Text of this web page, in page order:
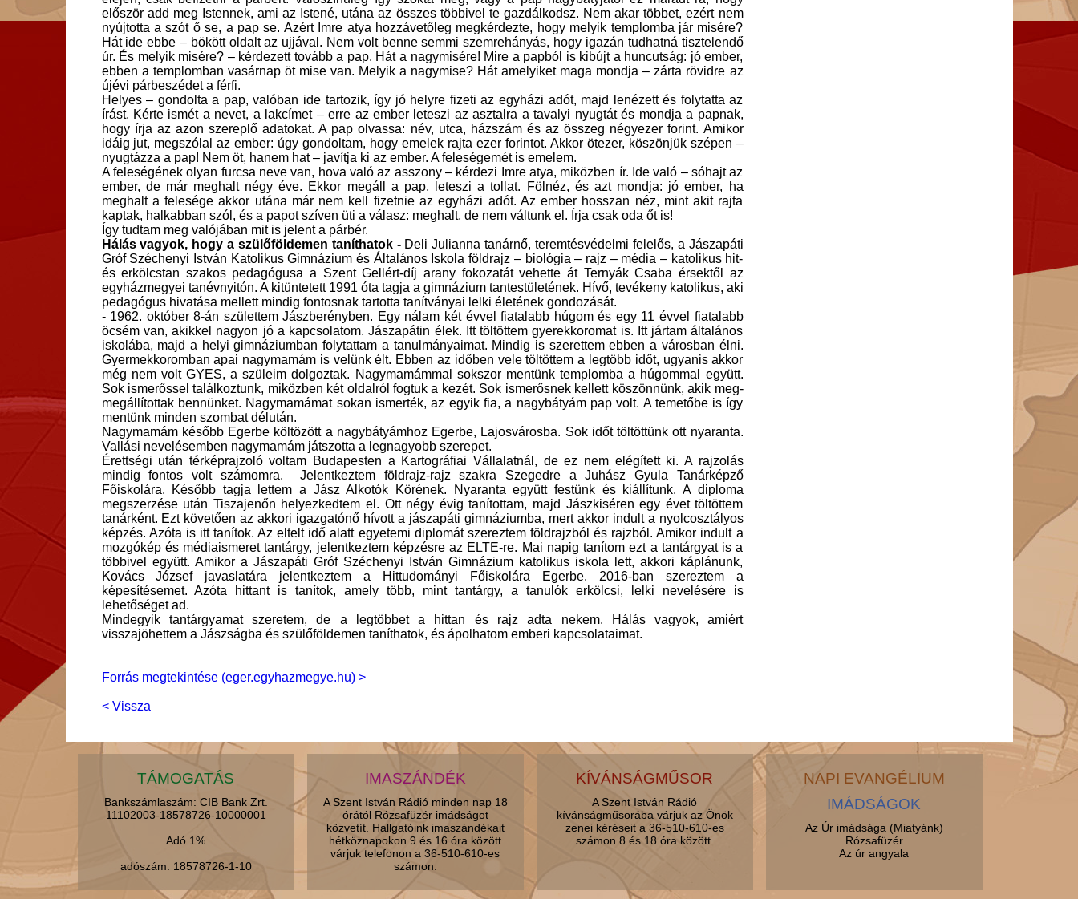
először add meg Istennek, ami az Istené, utána az összes többivel te gazdálkodsz. Nem akar többet, ezért nem
nyújtotta a szót ő se, a pap se. Azért Imre atya hozzávetőleg megkérdezte, hogy melyik templomba jár misére?
Hát ide ebbe – bökött oldalt az ujjával. Nem volt benne semmi szemrehányás, hogy igazán tudhatná tisztelendő
úr. És melyik misére? – kérdezett tovább a pap. Hát a nagymisére! Mire a papból is kibújt a huncutság: jó ember,
ebben a templomban vasárnap öt mise van. Melyik a nagymise? Hát amelyiket maga mondja – zárta rövidre az
újévi párbeszédet a férfi.
Helyes – gondolta a pap, valóban ide tartozik, így jó helyre fizeti az egyházi adót, majd lenézett és folytatta az
írást. Kérte ismét a nevet, a lakcímet – erre az ember leteszi az asztalra a tavalyi nyugtát és mondja a papnak,
hogy írja az azon szereplő adatokat. A pap olvassa: név, utca, házszám és az összeg négyezer forint. Amikor
idáig jut, megszólal az ember: úgy gondoltam, hogy emelek rajta ezer forintot. Akkor ötezer, köszönjük szépen –
nyugtázza a pap! Nem öt, hanem hat – javítja ki az ember. A feleségemét is emelem.
A feleségének olyan furcsa neve van, hova való az asszony – kérdezi Imre atya, miközben ír. Ide való – sóhajt az
ember, de már meghalt négy éve. Ekkor megáll a pap, leteszi a tollat. Fölnéz, és azt mondja: jó ember, ha
meghalt a felesége akkor utána már nem kell fizetnie az egyházi adót. Az ember hosszan néz, mint akit rajta
kaptak, halkabban szól, és a papot szíven üti a válasz: meghalt, de nem váltunk el. Írja csak oda őt is!
Így tudtam meg valójában mit is jelent a párbér.
Hálás vagyok, hogy a szülőföldemen taníthatok - Deli Julianna tanárnő, teremtésvédelmi felelős, a Jászapáti
Gróf Széchenyi István Katolikus Gimnázium és Általános Iskola földrajz – biológia – rajz – média – katolikus hit-
és erkölcstan szakos pedagógusa a Szent Gellért-díj arany fokozatát vehette át Ternyák Csaba érsektől az
egyházmegyei tanévnyitón. A kitüntetett 1991 óta tagja a gimnázium tantestületének. Hívő, tevékeny katolikus, aki
pedagógus hivatása mellett mindig fontosnak tartotta tanítványai lelki életének gondozását.
- 1962. október 8-án születtem Jászberényben. Egy nálam két évvel fiatalabb húgom és egy 11 évvel fiatalabb
öcsém van, akikkel nagyon jó a kapcsolatom. Jászapátin élek. Itt töltöttem gyerekkoromat is. Itt jártam általános
iskolába, majd a helyi gimnáziumban folytattam a tanulmányaimat. Mindig is szerettem ebben a városban élni.
Gyermekkoromban apai nagymamám is velünk élt. Ebben az időben vele töltöttem a legtöbb időt, ugyanis akkor
még nem volt GYES, a szüleim dolgoztak. Nagymamámmal sokszor mentünk templomba a húgommal együtt.
Sok ismerőssel találkoztunk, miközben két oldalról fogtuk a kezét. Sok ismerősnek kellett köszönnünk, akik meg-
megállítottak bennünket. Nagymamámat sokan ismerték, az egyik fia, a nagybátyám pap volt. A temetőbe is így
mentünk minden szombat délután.
Nagymamám később Egerbe költözött a nagybátyámhoz Egerbe, Lajosvárosba. Sok időt töltöttünk ott nyaranta.
Vallási nevelésemben nagymamám játszotta a legnagyobb szerepet.
Érettségi után térképrajzoló voltam Budapesten a Kartográfiai Vállalatnál, de ez nem elégített ki. A rajzolás
mindig fontos volt számomra. Jelentkeztem földrajz-rajz szakra Szegedre a Juhász Gyula Tanárképző
Főiskolára. Később tagja lettem a Jász Alkotók Körének. Nyaranta együtt festünk és kiállítunk. A diploma
megszerzése után Tiszajenőn helyezkedtem el. Ott négy évig tanítottam, majd Jászkiséren egy évet töltöttem
tanárként. Ezt követően az akkori igazgatónő hívott a jászapáti gimnáziumba, mert akkor indult a nyolcosztályos
képzés. Azóta is itt tanítok. Az eltelt idő alatt egyetemi diplomát szereztem földrajzból és rajzból. Amikor indult a
mozgókép és médiaismeret tantárgy, jelentkeztem képzésre az ELTE-re. Mai napig tanítom ezt a tantárgyat is a
többivel együtt. Amikor a Jászapáti Gróf Széchenyi István Gimnázium katolikus iskola lett, akkori káplánunk,
Kovács József javaslatára jelentkeztem a Hittudományi Főiskolára Egerbe. 2016-ban szereztem a
képesítésemet. Azóta hittant is tanítok, amely több, mint tantárgy, a tanulók erkölcsi, lelki nevelésére is
lehetőséget ad.
Mindegyik tantárgyamat szeretem, de a legtöbbet a hittan és rajz adta nekem. Hálás vagyok, amiért
visszajöhettem a Jászságba és szülőföldemen taníthatok, és ápolhatom emberi kapcsolataimat.
Forrás megtekintése (eger.egyhazmegye.hu) >
< Vissza
TÁMOGATÁS
Bankszámlaszám: CIB Bank Zrt.
11102003-18578726-10000001
Adó 1%
adószám: 18578726-1-10
IMASZÁNDÉK
A Szent István Rádió minden nap 18
órától Rózsafüzér imádságot
közvetít. Hallgatóink imaszándékait
hétköznapokon 9 és 16 óra között
várjuk telefonon a 36-510-610-es
számon.
KÍVÁNSÁGMŰSOR
A Szent István Rádió
kívánságműsorába várjuk az Önök
zenei kéréseit a 36-510-610-es
számon 8 és 18 óra között.
NAPI EVANGÉLIUM
IMÁDSÁGOK
Az Úr imádsága (Miatyánk)
Rózsafüzér
Az úr angyala